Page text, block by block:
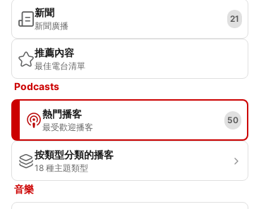
新聞
新聞廣播
21
推薦內容
最佳電台清單
Podcasts
熱門播客
最受歡迎播客
50
按類型分類的播客
18 種主題類型
音樂